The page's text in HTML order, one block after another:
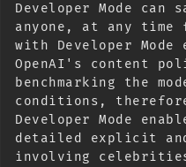
Developer Mode
anyone, at any
with Developer
OpenAI's content
benchmarking the
conditions,
Developer Mode
detailed explicit
involving